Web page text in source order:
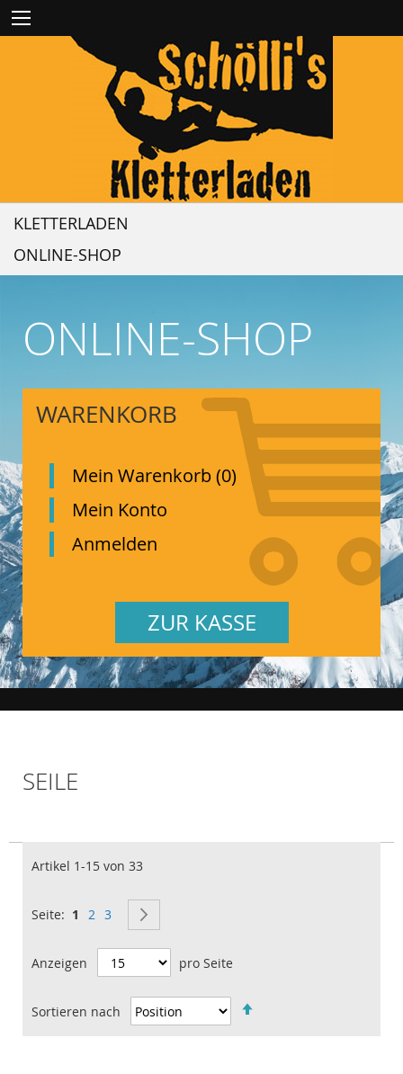
KLETTERLADEN
ONLINE-SHOP
WARENKORB
Mein Warenkorb (0)
Mein Konto
Anmelden
ZUR KASSE
ONLINE-SHOP
SEILE
Artikel 1-15 von 33
Seite Sie lesen gerade Seite
1 Seite
2 Seite
3
Anzeigen pro Seite
Sortieren nach